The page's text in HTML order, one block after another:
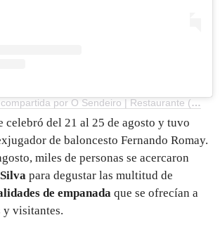
Una publicación compartida por O Sendeiro | Restaurante (@osendeiro)
celebró del 21 al 25 de agosto y tuvo
de baloncesto Fernando Romay.
miles de personas se acercaron
para degustar las multitud de
de empanada que se ofrecían a
y visitantes.